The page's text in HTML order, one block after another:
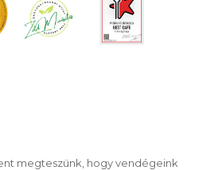
megteszünk, hogy vendégeink